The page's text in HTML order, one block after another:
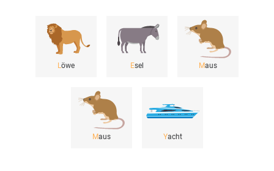
L öwe Esel Maus
Maus Yacht